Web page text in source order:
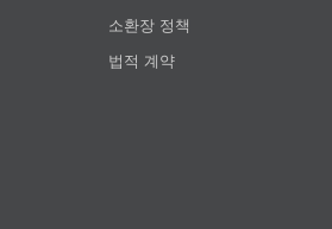
소환장 정책
법적 계약